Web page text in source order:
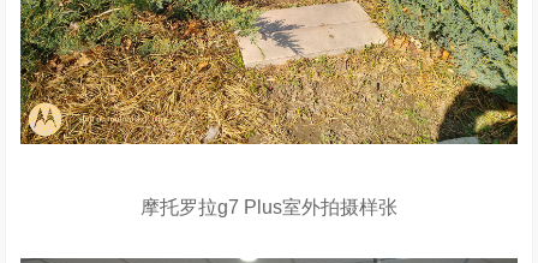
摩托罗拉g7 Plus室外拍摄样张